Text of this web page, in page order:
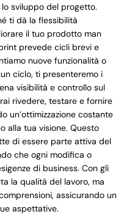
sviluppo del progetto.
ti dà la flessibilità
il tuo prodotto man
prevede cicli brevi e
nuove funzionalità o
ciclo, ti presenteremo i
visibilità e controllo sul
rivedere, testare e fornire
un’ottimizzazione costante
alla tua visione. Questo
di essere parte attiva del
che ogni modifica o
di business. Con gli
la qualità del lavoro, ma
assicurando un
aspettative.